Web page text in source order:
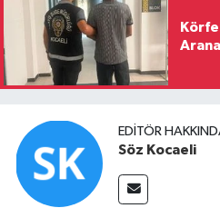
EDITÖR
Söz Kocaeli